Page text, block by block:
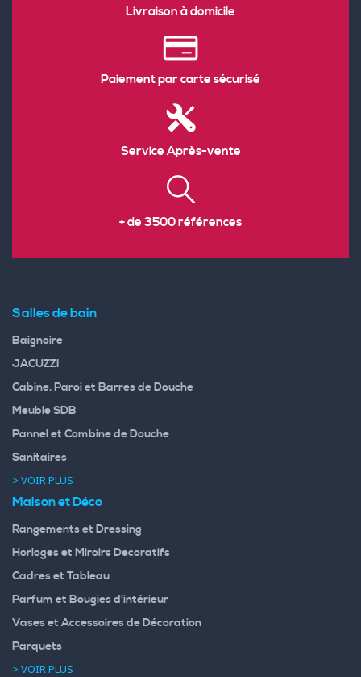
Livraison à domicile
Paiement par carte sécurisé
Service Après-vente
+ de 3500 références
Salles de bain
Baignoire
JACUZZI
Cabine, Paroi et Barres de Douche
Meuble SDB
Pannel et Combine de Douche
Sanitaires
> VOIR PLUS
Maison et Déco
Rangements et Dressing
Horloges et Miroirs Decoratifs
Cadres et Tableau
Parfum et Bougies d'intérieur
Vases et Accessoires de Décoration
Parquets
> VOIR PLUS